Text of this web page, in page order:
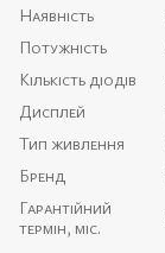
Наявність
Потужність
Кількість діодів
Дисплей
Тип живлення
Бренд
Гарантійний
термін, міс.